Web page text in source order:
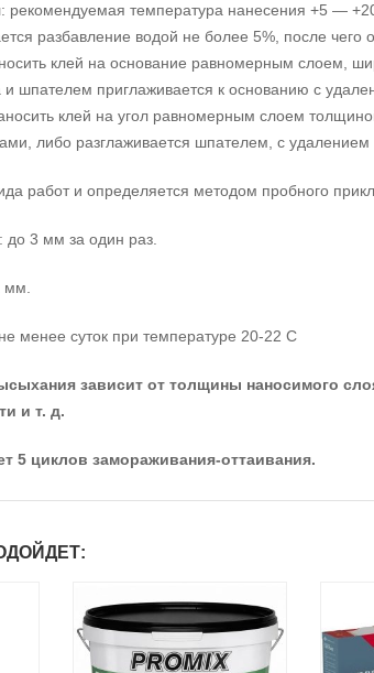
: рекомендуемая температура нанесения +5 —
разбавление водой не более 5%, после
клей на основание равномерным слоем,
и шпателем приглаживается к основанию с
клей на угол равномерным слоем
либо разглаживается шпателем, с удалением
работ и определяется методом пробного
: до 3 мм за один раз.
мм.
менее суток при температуре 20-22 С
зависит от толщины наносимого
и т. д.
5 циклов замораживания-оттаивания.